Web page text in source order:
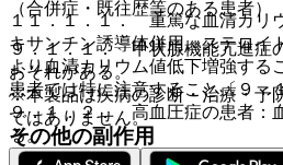
（合併症・既往歴等のある患者）
９．１．１． 甲状腺機能亢進症
おそれがある。
９．１．２． 高血圧症の患者：
る。
１１．１．１． 重篤な血清カリ
キサンチン誘導体併用、ステロイ
より血清カリウム値低下増強する
患者では特に注意すること〔９．
その他の副作用
※本製品は疾病の診断・治療・予
ではありません。